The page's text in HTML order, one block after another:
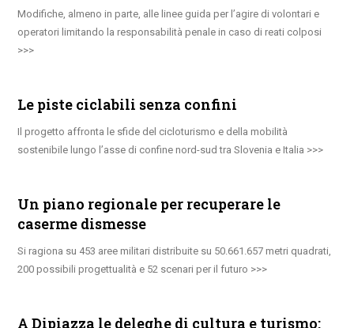
Modifiche, almeno in parte, alle linee guida per l’agire di volontari e
operatori limitando la responsabilità penale in caso di reati colposi
Le piste ciclabili senza confini
Il progetto affronta le sfide del cicloturismo e della mobilità
sostenibile lungo l’asse di confine nord-sud tra Slovenia e Italia
Un piano regionale per recuperare le
caserme dismesse
Si ragiona su 453 aree militari distribuite su 50.661.657 metri quadrati,
200 possibili progettualità e 52 scenari per il futuro
A Dipiazza le deleghe di cultura e turismo: